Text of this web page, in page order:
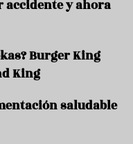
accidente y ahora
Burger King
King
saludable